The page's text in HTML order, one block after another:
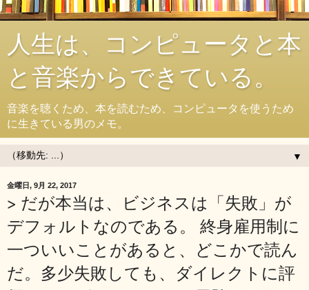
人生は、コンピュータと本
と音楽からできている。
音楽を聴くため、本を読むため、コンピュータを使うため
に生きている男のメモ。
▼
金曜日, 9月 22, 2017
> だが本当は、ビジネスは「失敗」が
デフォルトなのである。 終身雇用制に
一ついいことがあると、どこかで読ん
だ。多少失敗しても、ダイレクトに評